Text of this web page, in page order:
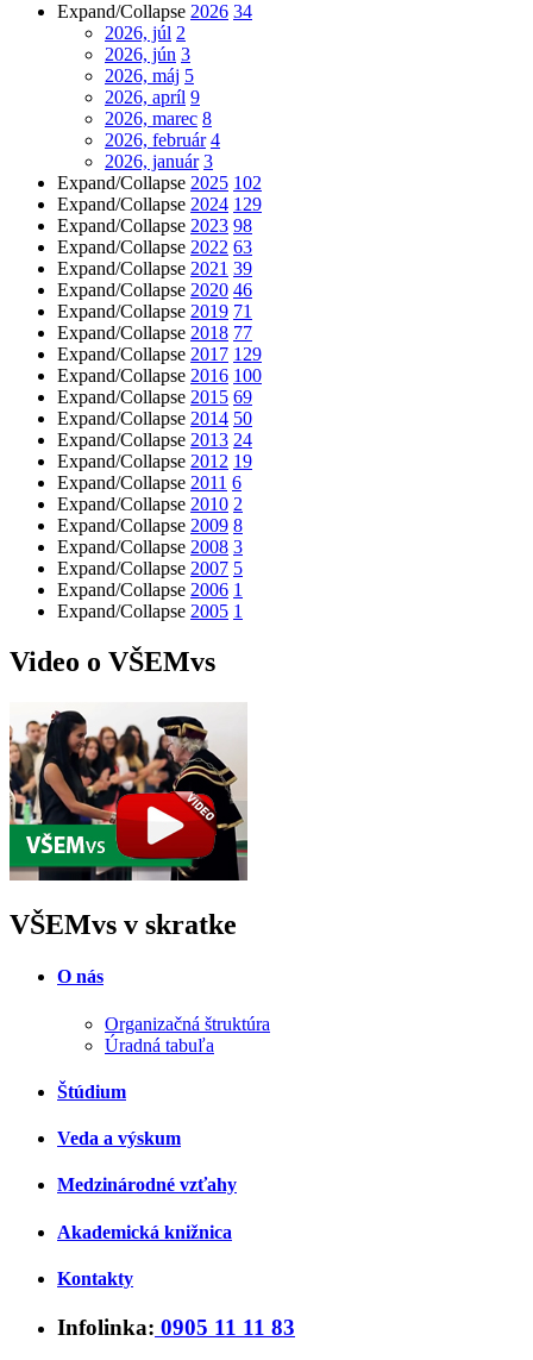
Expand/Collapse 2026 34
2026, júl 2
2026, jún 3
2026, máj 5
2026, apríl 9
2026, marec 8
2026, február 4
2026, január 3
Expand/Collapse 2025 102
Expand/Collapse 2024 129
Expand/Collapse 2023 98
Expand/Collapse 2022 63
Expand/Collapse 2021 39
Expand/Collapse 2020 46
Expand/Collapse 2019 71
Expand/Collapse 2018 77
Expand/Collapse 2017 129
Expand/Collapse 2016 100
Expand/Collapse 2015 69
Expand/Collapse 2014 50
Expand/Collapse 2013 24
Expand/Collapse 2012 19
Expand/Collapse 2011 6
Expand/Collapse 2010 2
Expand/Collapse 2009 8
Expand/Collapse 2008 3
Expand/Collapse 2007 5
Expand/Collapse 2006 1
Expand/Collapse 2005 1
Video o VŠEMvs
VŠEMvs v skratke
O nás
Organizačná štruktúra
Úradná tabuľa
Štúdium
Veda a výskum
Medzinárodné vzťahy
Akademická knižnica
Kontakty
Infolinka: 0905 11 11 83